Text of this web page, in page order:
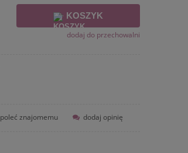
KOSZYK
dodaj do przechowalni
poleć znajomemu dodaj opinię